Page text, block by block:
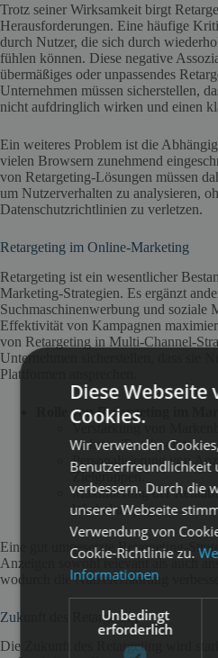
Trotz seiner Wirksamkeit birgt
Herausforderungen. Eine häufige
durch Nutzer, die sich durch
fühlen können. Diese negative
übermäßiges oder unpassendes
Unternehmen müssen sicherstellen,
nicht aufdringlich wirken und einen
Ein weiteres Problem ist die
vielen Browsern zunehmend
von Retargeting-Lösungen müssen
um Nutzerverhalten zu analysieren,
Datenschutzrichtlinien zu verletzen.
Retargeting im Online-Marketing
Retargeting ist ein wesentlicher
Marketing-Strategien. Es ergänzt
Suchmaschinenwerbung und soziale
Effektivität von Kampagnen
von Retargeting in Multi-Channel-
Unternehmen sicherstellen, dass sie
Plattformen ansprechen.
Rolle von Retargeting im
Verstärkung von
mehrere Touchpoints.
Personalisierung von
Zielgruppen.
Maximierung der
Werbekampagnen.
Eine gut umgesetzte Retargeting-
Anzeigen sowohl relevant als auch
wodurch die Nutzererfahrung
Zukunft des Retargeting
Die Zukunft des Retargeting wird
Diese Webseite
Cookies.
Wir verwenden
Benutzerfreundlichkeit
verbessern. Durch die
unserer Webseite
Verwendung von
Cookie-Richtlinie zu.
Informationen
Unbedingt
erforderlich